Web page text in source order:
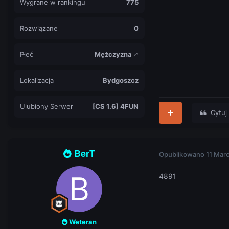
Wygrane w rankingu 775
Rozwiązane 0
Płeć Mężczyzna ♂
Lokalizacja Bydgoszcz
Ulubiony Serwer [CS 1.6] 4FUN
Cytuj
BerT
Weteran
Opublikowano 11
4891